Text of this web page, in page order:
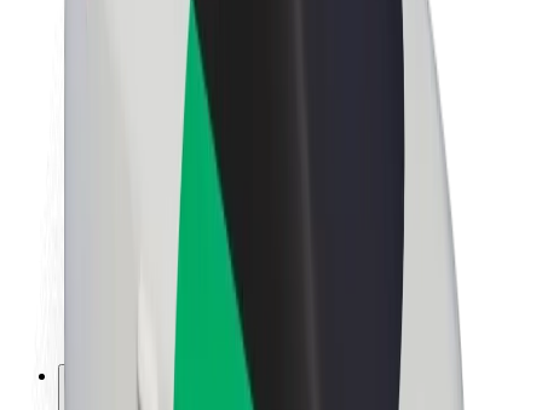
Sala de prensa
Directrices de la marca
Relación con inversores
Liderazgo
Fondo Urbano